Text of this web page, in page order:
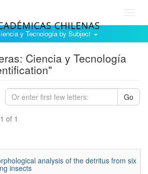
y Tecnología by Subject
Ciencia y Tecnología
Go
of 1
analysis of the detritus from six
insects